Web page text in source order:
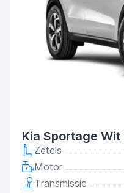
Kia Sportage Wit
Zetels
Motor
Transmissie